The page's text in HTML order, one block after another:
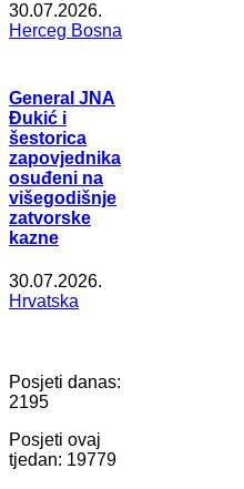
30.07.2026.
Herceg Bosna
General JNA
Đukić i
šestorica
zapovjednika
osuđeni na
višegodišnje
zatvorske
kazne
30.07.2026.
Hrvatska
Posjeti danas:
2195
Posjeti ovaj
tjedan: 19779